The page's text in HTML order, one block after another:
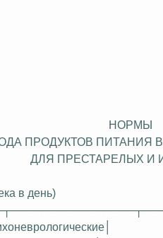
НОРМЫ
ПРОДУКТОВ ПИТАНИЯ
ДЛЯ ПРЕСТАРЕЛЫХ И
в день)